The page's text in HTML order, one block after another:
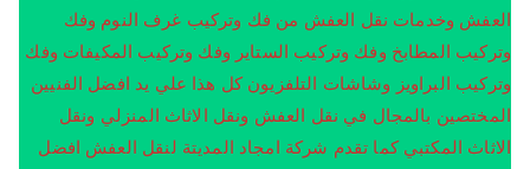
العفش وخدمات نقل العفش من فك وتركيب غرف النوم وفك
وتركيب المطابخ وفك وتركيب الستاير وفك وتركيب المكيفات وفك
وتركيب البراويز وشاشات التلفزيون كل هذا علي يد افضل الفنيين
المختصين بالمجال في نقل العفش ونقل الاثاث المنزلي ونقل
الاثاث المكتبي كما تقدم شركة امجاد المديتة لنقل العفش افضل